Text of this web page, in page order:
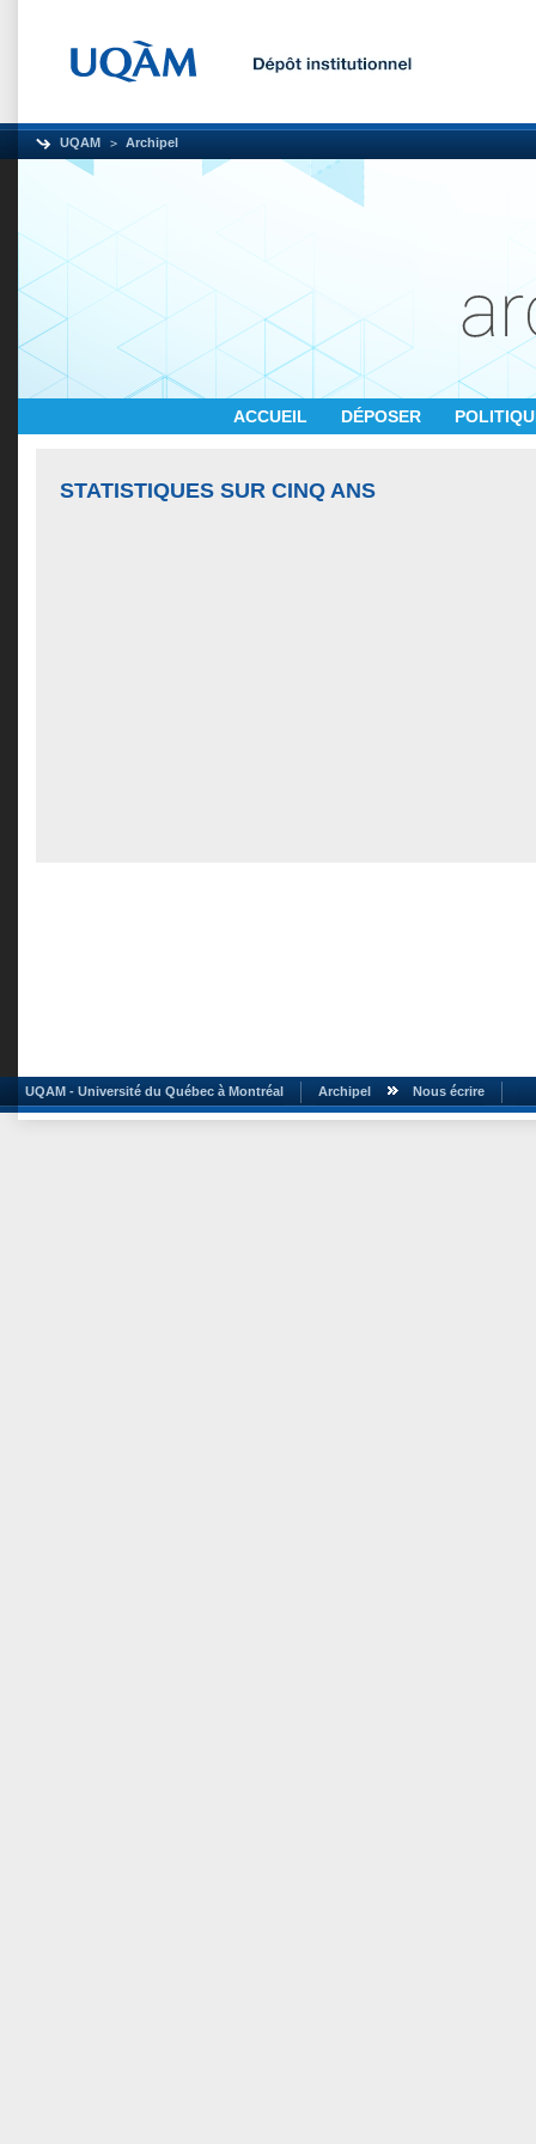
UQAM Archipel
ACCUEIL DÉPOSER
STATISTIQUES SUR CINQ ANS
UQAM - Université du Québec à Montréal Archipel Nous écrire